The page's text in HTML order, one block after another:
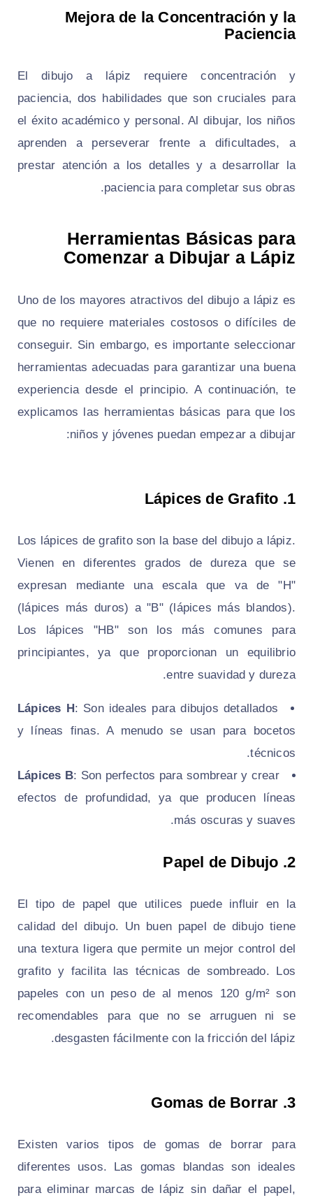
Mejora de la Concentración y la
Paciencia
El dibujo a lápiz requiere concentración y
paciencia, dos habilidades que son cruciales para
el éxito académico y personal. Al dibujar, los niños
aprenden a perseverar frente a dificultades, a
prestar atención a los detalles y a desarrollar la
paciencia para completar sus obras.
Herramientas Básicas para
Comenzar a Dibujar a Lápiz
Uno de los mayores atractivos del dibujo a lápiz es
que no requiere materiales costosos o difíciles de
conseguir. Sin embargo, es importante seleccionar
herramientas adecuadas para garantizar una buena
experiencia desde el principio. A continuación, te
explicamos las herramientas básicas para que los
niños y jóvenes puedan empezar a dibujar:
1.
Lápices de Grafito
Los lápices de grafito son la base del dibujo a lápiz.
Vienen en diferentes grados de dureza que se
expresan mediante una escala que va de "H"
(lápices más duros) a "B" (lápices más blandos).
Los lápices "HB" son los más comunes para
principiantes, ya que proporcionan un equilibrio
entre suavidad y dureza.
Lápices H: Son ideales para dibujos detallados
y líneas finas. A menudo se usan para bocetos
técnicos.
Lápices B: Son perfectos para sombrear y crear
efectos de profundidad, ya que producen líneas
más oscuras y suaves.
2.
Papel de Dibujo
El tipo de papel que utilices puede influir en la
calidad del dibujo. Un buen papel de dibujo tiene
una textura ligera que permite un mejor control del
grafito y facilita las técnicas de sombreado. Los
papeles con un peso de al menos 120 g/m² son
recomendables para que no se arruguen ni se
desgasten fácilmente con la fricción del lápiz.
3.
Gomas de Borrar
Existen varios tipos de gomas de borrar para
diferentes usos. Las gomas blandas son ideales
para eliminar marcas de lápiz sin dañar el papel,